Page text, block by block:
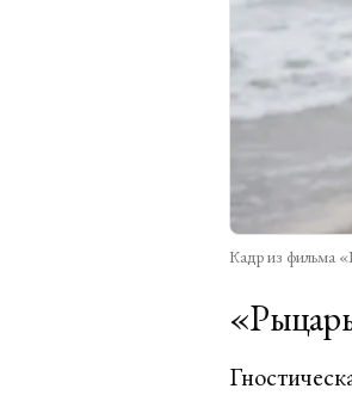
Кадр из фильма